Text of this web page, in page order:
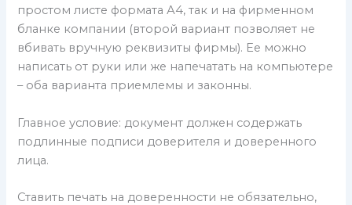
простом листе формата А4, так и на фирменном
бланке компании (второй вариант позволяет не
вбивать вручную реквизиты фирмы). Ее можно
написать от руки или же напечатать на компьютере
– оба варианта приемлемы и законны.
Главное условие: документ должен содержать
подлинные подписи доверителя и доверенного
лица.
Ставить печать на доверенности не обязательно,